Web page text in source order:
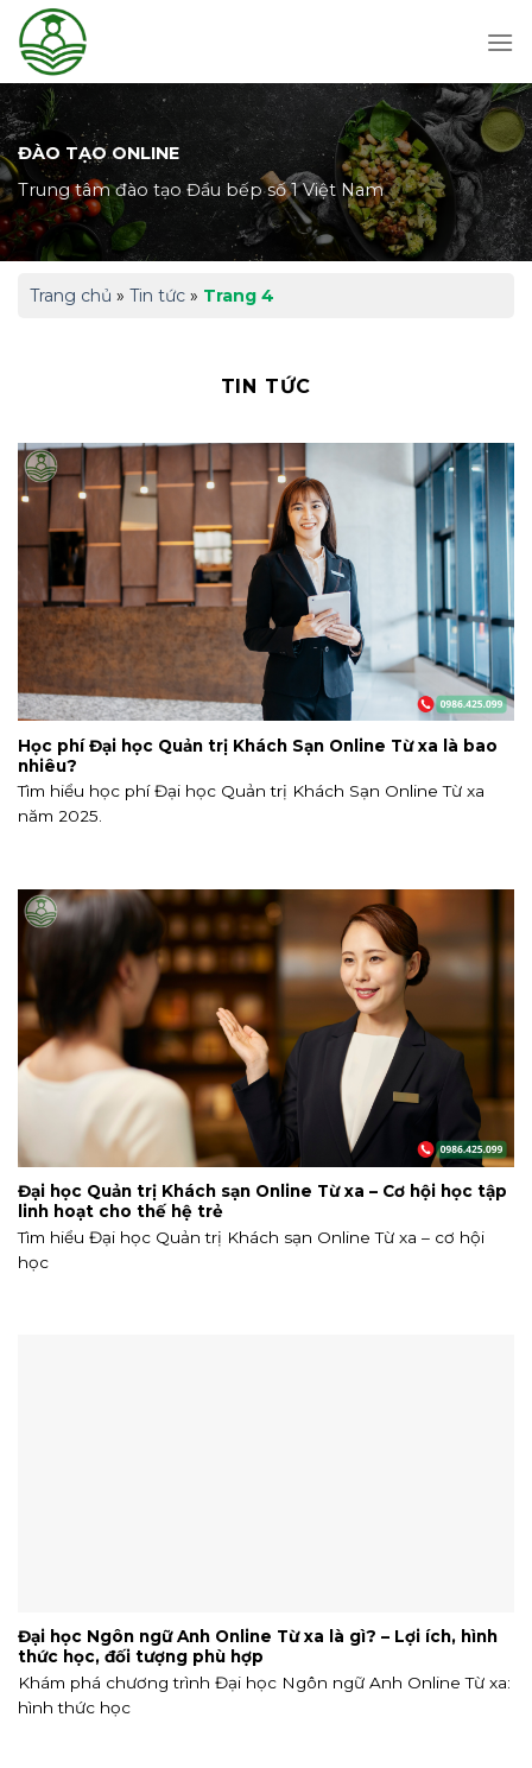
Skip
content
ĐÀO TẠO ONLINE
Trung tâm đào tạo Đầu bếp số 1 Việt Nam
Trang chủ » Tin tức » Trang 4
TIN TỨC
Học phí Đại học Quản trị Khách Sạn Online Từ xa là bao
nhiêu?
Tìm hiểu học phí Đại học Quản trị Khách Sạn Online Từ xa
năm 2025.
Đại học Quản trị Khách sạn Online Từ xa – Cơ hội học tập
linh hoạt cho thế hệ trẻ
Tìm hiểu Đại học Quản trị Khách sạn Online Từ xa – cơ hội
học
Đại học Ngôn ngữ Anh Online Từ xa là gì? – Lợi ích, hình
thức học, đối tượng phù hợp
Khám phá chương trình Đại học Ngôn ngữ Anh Online Từ xa:
hình thức học